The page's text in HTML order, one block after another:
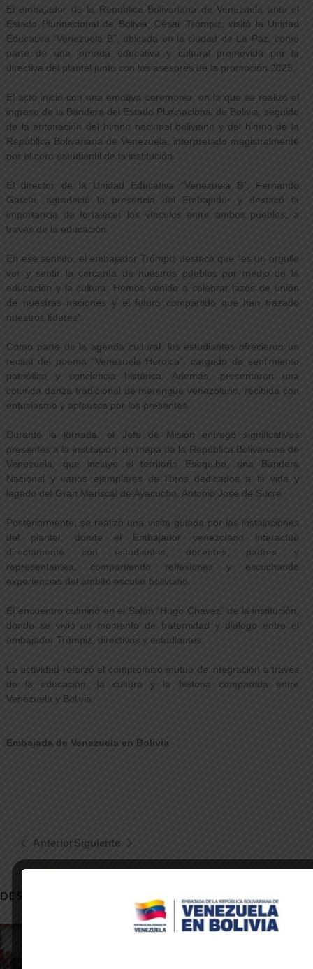
El embajador de la República Bolivariana de Venezuela ante el
Estado Plurinacional de Bolivia, César Trómpiz, visitó la Unidad
Educativa “Venezuela B”, ubicada en la ciudad de La Paz, como
parte de una jornada educativa y cultural promovida por la
directiva del plantel junto con los asesores de la promoción 2025.
El acto inició con una emotiva ceremonia, en la que se realizó el
ingreso de la Bandera del Estado Plurinacional de Bolivia, seguido
de la entonación del himno nacional boliviano y del himno de la
República Bolivariana de Venezuela, interpretado magistralmente
por el coro estudiantil de la institución.
El director de la Unidad Educativa “Venezuela B”, Fernando
García, agradeció la presencia del Embajador y destacó la
importancia de fortalecer los vínculos entre ambos pueblos, a
través de la educación.
En ese sentido, el embajador Trómpiz destacó que “es un orgullo
ver y sentir la cercanía de nuestros pueblos por medio de la
educación y la cultura. Hemos venido a celebrar lazos de unión
de nuestras naciones y el futuro compartido que han trazado
nuestros líderes”.
Como parte de la agenda cultural, los estudiantes ofrecieron un
recital del poema “Venezuela Heroica”, cargado de sentimiento
patriótico y conciencia histórica. Además, presentaron una
colorida danza tradicional de merengue venezolano, recibida con
entusiasmo y aplausos por los presentes.
Durante la jornada, el Jefe de Misión entregó significativos
presentes a la institución: un mapa de la República Bolivariana de
Venezuela, que incluye el territorio Esequibo; una Bandera
Nacional y varios ejemplares de libros dedicados a la vida y
legado del Gran Mariscal de Ayacucho, Antonio José de Sucre.
Posteriormente, se realizó una visita guiada por las instalaciones
del plantel, donde el Embajador venezolano interactuó
directamente con estudiantes, docentes, padres y
representantes, compartiendo reflexiones y escuchando
experiencias del ámbito escolar boliviano.
El encuentro culminó en el Salón “Hugo Chávez” de la institución,
donde se vivió un momento de fraternidad y diálogo entre el
embajador Trómpiz, directivos y estudiantes.
La actividad reforzó el compromiso mutuo de integración a través
de la educación, la cultura y la historia compartida entre
Venezuela y Bolivia.
Embajada de Venezuela en Bolivia
Anterior Siguiente
DESCUBRE NOTICIAS